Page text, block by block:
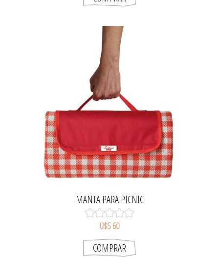
MANTA PARA PICNIC
U$S 60